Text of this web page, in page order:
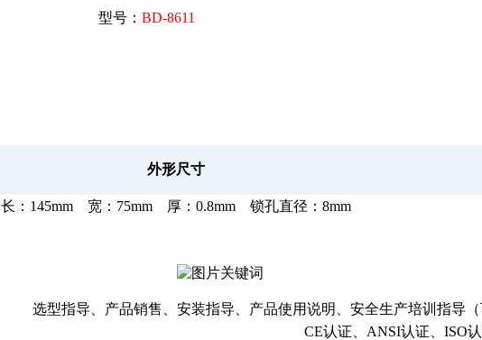
型号： BD-8611
外形尺寸
长：145mm 宽：75mm 厚：0.8mm 锁孔直径：8mm
选型指导、产品销售、安装指导、产品使用说明、安全生产培训指导
CE认证、ANSI认证、ISO